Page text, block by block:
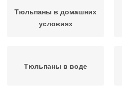
Тюльпаны в домашних
условиях
Тюльпаны в воде